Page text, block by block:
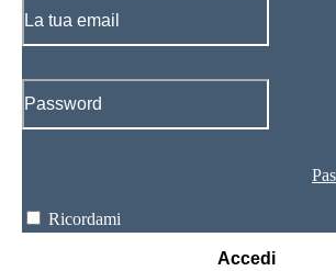
Ricordami
Accedi